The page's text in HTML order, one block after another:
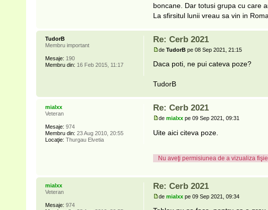
boncane. Dar totusi grupa cu care
La sfirsitul lunii vreau sa vin in
Re: Cerb 2021
de TudorBpe 08 Sep 2021, 21:15
Daca poti, ne pui cateva poze?
TudorB
TudorB
Membru important
Mesaje: 190
Membru din: 16 Feb 2015, 11:17
Re: Cerb 2021
de mialxxpe 09 Sep 2021, 09:31
Uite aici citeva poze.
Nu aveţi permisiunea de a vizualiza
mialxx
Veteran
Mesaje: 974
Membru din: 23 Aug 2010, 20:55
Locaţie: Thurgau Elvetia
Re: Cerb 2021
de mialxxpe 09 Sep 2021, 09:34
mialxx
Veteran
Mesaje: 974